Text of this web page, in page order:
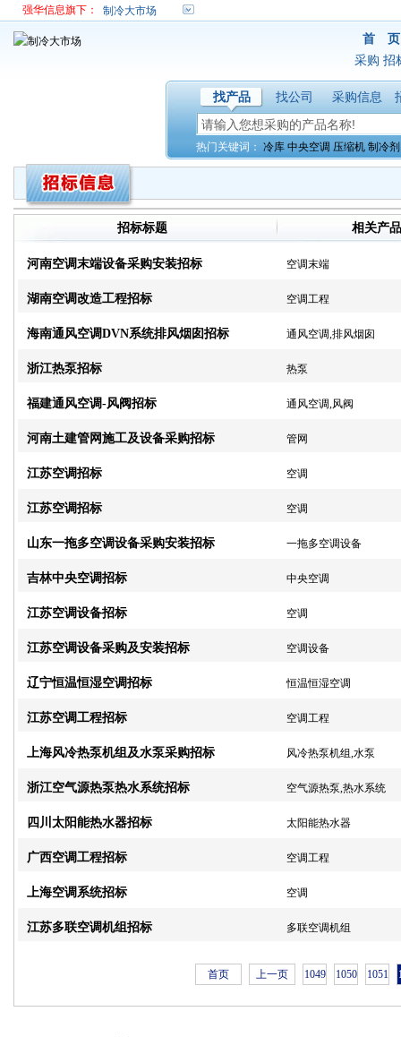
强华信息旗下： 制冷大市场
首 页
采购 招
找产品 找公司 采购信息
热门关键词： 冷库 中央空调 压缩机 制冷剂
招标标题 相关产品
河南空调末端设备采购安装招标 空调末端
湖南空调改造工程招标 空调工程
海南通风空调DVN系统排风烟囱招标 通风空调,排风烟囱
浙江热泵招标 热泵
福建通风空调-风阀招标 通风空调,风阀
河南土建管网施工及设备采购招标 管网
江苏空调招标 空调
江苏空调招标 空调
山东一拖多空调设备采购安装招标 一拖多空调设备
吉林中央空调招标 中央空调
江苏空调设备招标 空调
江苏空调设备采购及安装招标 空调设备
辽宁恒温恒湿空调招标 恒温恒湿空调
江苏空调工程招标 空调工程
上海风冷热泵机组及水泵采购招标 风冷热泵机组,水泵
浙江空气源热泵热水系统招标 空气源热泵,热水系统
四川太阳能热水器招标 太阳能热水器
广西空调工程招标 空调工程
上海空调系统招标 空调
江苏多联空调机组招标 多联空调机组
首页 上一页 1049 1050 1051